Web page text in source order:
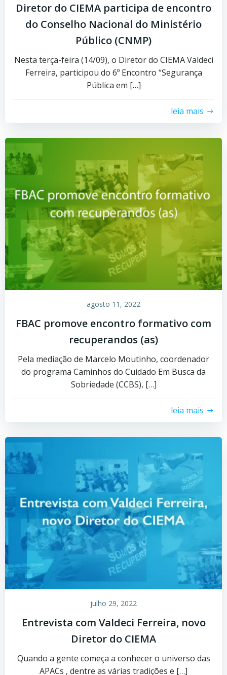
Diretor do CIEMA participa de encontro
do Conselho Nacional do Ministério
Público (CNMP)
Nesta terça-feira (14/09), o Diretor do CIEMA Valdeci
Ferreira, participou do 6º Encontro “Segurança
Pública em […]
leia mais
agosto 11, 2022
FBAC promove encontro formativo com
recuperandos (as)
Pela mediação de Marcelo Moutinho, coordenador
do programa Caminhos do Cuidado Em Busca da
Sobriedade (CCBS), […]
leia mais
julho 29, 2022
Entrevista com Valdeci Ferreira, novo
Diretor do CIEMA
Quando a gente começa a conhecer o universo das
APACs , dentre as várias tradições e […]